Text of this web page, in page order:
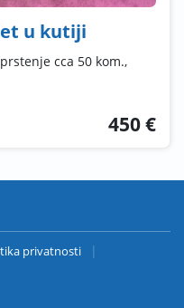
u kutiji
cca 50 kom.,
450 €
privatnosti